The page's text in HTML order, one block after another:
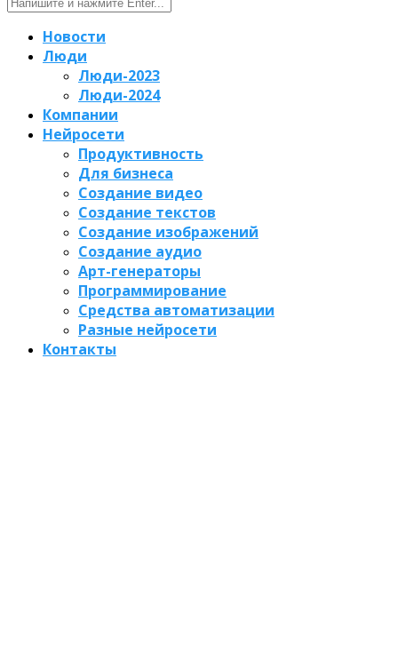
Новости
Люди
Люди-2023
Люди-2024
Компании
Нейросети
Продуктивность
Для бизнеса
Создание видео
Создание текстов
Создание изображений
Создание аудио
Арт-генераторы
Программирование
Средства автоматизации
Разные нейросети
Контакты